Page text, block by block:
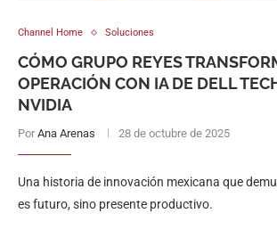
Channel Home Soluciones
CÓMO GRUPO REYES
OPERACIÓN CON IA DE DELL
NVIDIA
Por Ana Arenas 28 de octubre de 2025
Una historia de innovación mexicana que
es futuro, sino presente productivo.